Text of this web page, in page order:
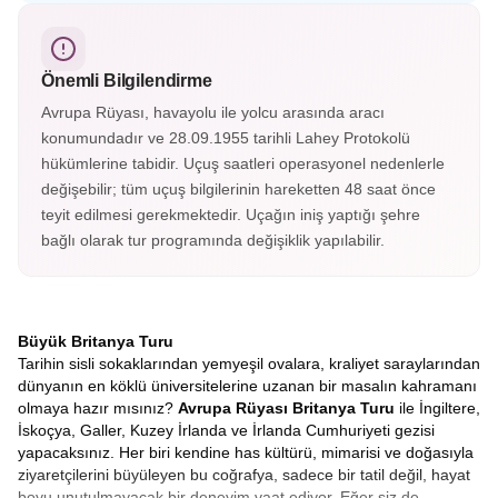
fotoğraflanan saatine ev sahipliği yapıyor. Eşsiz İngiliz
mimarisiyle keşfedilmesi gereken şehirlerden.
Önemli Bilgilendirme
Avrupa Rüyası, havayolu ile yolcu arasında aracı
konumundadır ve 28.09.1955 tarihli Lahey Protokolü
hükümlerine tabidir. Uçuş saatleri operasyonel nedenlerle
değişebilir; tüm uçuş bilgilerinin hareketten 48 saat önce
teyit edilmesi gerekmektedir. Uçağın iniş yaptığı şehre
bağlı olarak tur programında değişiklik yapılabilir.
Büyük Britanya Turu
Tarihin sisli sokaklarından yemyeşil ovalara, kraliyet saraylarından
dünyanın en köklü üniversitelerine uzanan bir masalın kahramanı
olmaya hazır mısınız? Avrupa Rüyası Britanya Turu ile İngiltere,
İskoçya, Galler, Kuzey İrlanda ve İrlanda Cumhuriyeti gezisi
yapacaksınız. Her biri kendine has kültürü, mimarisi ve doğasıyla
ziyaretçilerini büyüleyen bu coğrafya, sadece bir tatil değil, hayat